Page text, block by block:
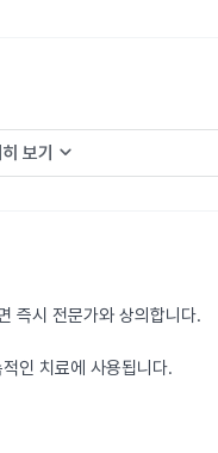
보기 keyboard_arrow_down
즉시 전문가와 상의합니다.
인 치료에 사용됩니다.